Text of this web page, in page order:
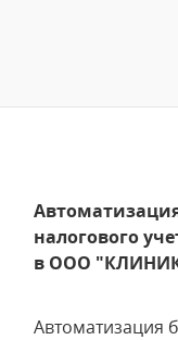
налогового
в ООО
Автоматизация